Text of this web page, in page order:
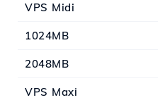
VPS Midi
1024MB
2048MB
VPS Maxi